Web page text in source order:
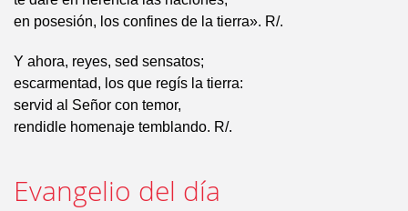
en posesión, los confines de la tierra». R/.
Y ahora, reyes, sed sensatos;
escarmentad, los que regís la tierra:
servid al Señor con temor,
rendidle homenaje temblando. R/.
Evangelio del día